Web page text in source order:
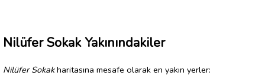
Nilüfer Sokak Yakınındakiler
Nilüfer Sokakharitasına mesafe olarak en yakın yerler: